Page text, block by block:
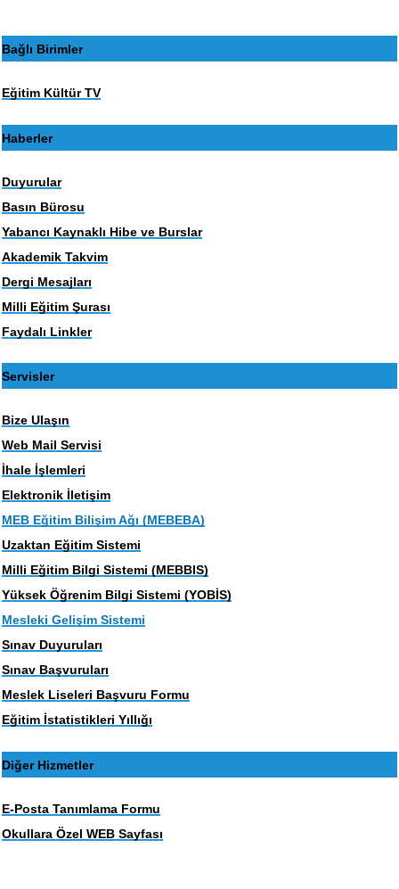
Bağlı Birimler
Eğitim Kültür TV
Haberler
Duyurular
Basın Bürosu
Yabancı Kaynaklı Hibe ve Burslar
Akademik Takvim
Dergi Mesajları
Milli Eğitim Şurası
Faydalı Linkler
Servisler
Bize Ulaşın
Web Mail Servisi
İhale İşlemleri
Elektronik İletişim
MEB Eğitim Bilişim Ağı (MEBEBA)
Uzaktan Eğitim Sistemi
Milli Eğitim Bilgi Sistemi (MEBBIS)
Yüksek Öğrenim Bilgi Sistemi (YOBİS)
Mesleki Gelişim Sistemi
Sınav Duyuruları
Sınav Başvuruları
Meslek Liseleri Başvuru Formu
Eğitim İstatistikleri Yıllığı
Diğer Hizmetler
E-Posta Tanımlama Formu
Okullara Özel WEB Sayfası